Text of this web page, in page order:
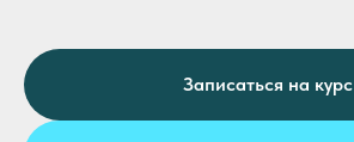
Записаться на курс